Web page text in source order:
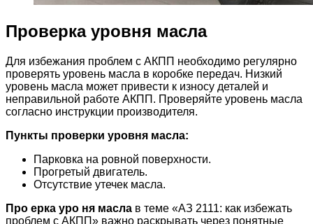
Проверка уровня масла
Для избежания проблем с АКПП необходимо регулярно
проверять уровень масла в коробке передач. Низкий
уровень масла может привести к износу деталей и
неправильной работе АКПП. Проверяйте уровень масла
согласно инструкции производителя.
Пункты проверки уровня масла:
Парковка на ровной поверхности.
Прогретый двигатель.
Отсутствие утечек масла.
Про ерка уро ня масла в теме «АЗ 2111: как избежать
проблем с АКПП» важно раскрывать через понятные